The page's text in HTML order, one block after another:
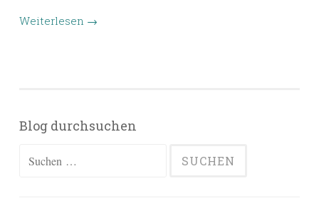
Weiterlesen →
Blog durchsuchen
Suchen